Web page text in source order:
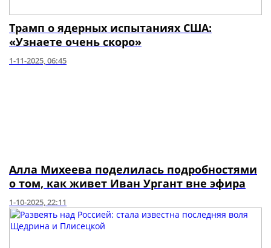
Трамп о ядерных испытаниях США:
«Узнаете очень скоро»
1-11-2025, 06:45
Алла Михеева поделилась подробностями
о том, как живет Иван Ургант вне эфира
1-10-2025, 22:11